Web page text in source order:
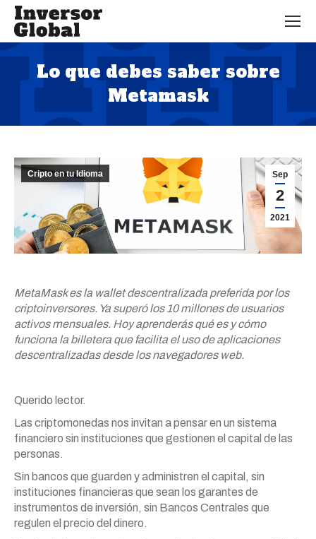
Lo que debes saber sobre
Metamask
Estás aquí:
Sep
2
2021
Cripto en tu Idioma
MetaMask es la wallet descentralizada preferida por los
criptoinversores. Ya superó los 10 millones de usuarios
activos mensuales. Hoy aprenderás qué es y cómo
funciona la billetera que facilita el uso de aplicaciones
descentralizadas desde los navegadores web.
Querido lector.
Las criptomonedas nos invitan a pensar en un sistema
financiero sin instituciones que gestionen el capital de las
personas.
Sin bancos que guarden y administren el capital, sin
instituciones financieras que sean los garantes de
instrumentos de inversión, sin Bancos Centrales que
regulen el precio del dinero.